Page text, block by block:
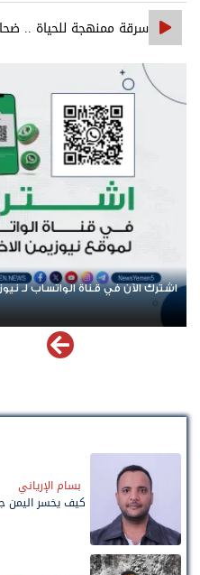
سرقة ممنهجة للحياة ..
اشترك الآن في قناة الواتساب لـ
بسام الإرياني
كيف يخسر اليمن